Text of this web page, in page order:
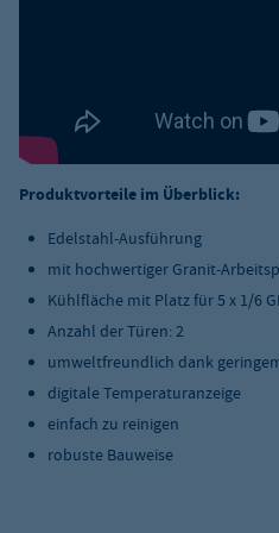
Produktvorteile im Überblick:
Edelstahl-Ausführung
mit hochwertiger Granit-
Kühlfläche mit Platz für 5 x 1/6
Anzahl der Türen: 2
umweltfreundlich dank
digitale Temperaturanzeige
einfach zu reinigen
robuste Bauweise